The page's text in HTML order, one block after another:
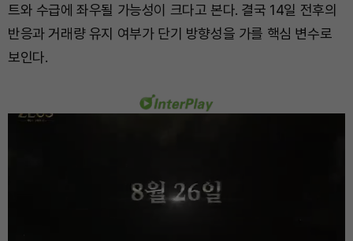
트와 수급에 좌우될 가능성이 크다고 본다. 결국 14일 전후의
반응과 거래량 유지 여부가 단기 방향성을 가를 핵심 변수로
보인다.